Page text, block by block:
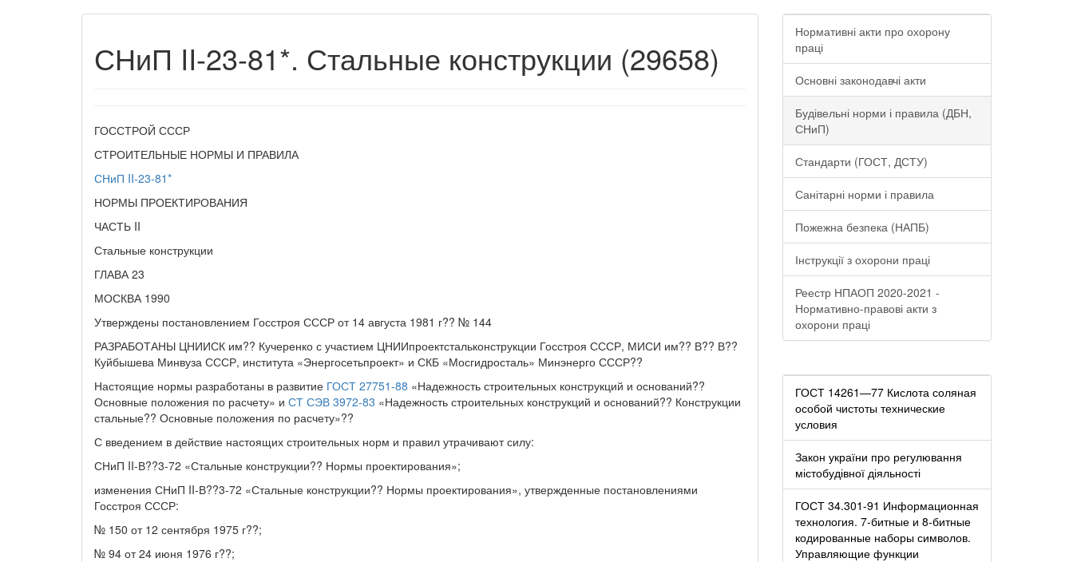
СНиП II-23-81*. Стальные конструкции (29658)
ГОССТРОЙ СССР
СТРОИТЕЛЬНЫЕ НОРМЫ И ПРАВИЛА
СНиП II-23-81*
НОРМЫ ПРОЕКТИРОВАНИЯ
ЧАСТЬ II
Стальные конструкции
ГЛАВА 23
МОСКВА 1990
Утверждены постановлением Госстроя СССР от 14 августа 1981 г?? № 144
РАЗРАБОТАНЫ ЦНИИСК им?? Кучеренко с участием ЦНИИпроектстальконструкции Госстроя СССР, МИСИ им?? В?? В??
Куйбышева Минвуза СССР, института «Энергосетьпроект» и СКБ «Мосгидросталь» Минэнерго СССР??
Настоящие нормы разработаны в развитие ГОСТ 27751-88 «Надежность строительных конструкций и оснований??
Основные положения по расчету» и СТ СЭВ 3972-83 «Надежность строительных конструкций и оснований?? Конструкции
стальные?? Основные положения по расчету»??
С введением в действие настоящих строительных норм и правил утрачивают силу:
СНиП II-В??3-72 «Стальные конструкции?? Нормы проектирования»;
изменения СНиП II-В??3-72 «Стальные конструкции?? Нормы проектирования», утвержденные постановлениями
Госстроя СССР:
№ 150 от 12 сентября 1975 г??;
№ 94 от 24 июня 1976 г??;
Нормативні акти про охорону
праці
Основні законодавчі акти
Будівельні норми і правила (ДБН,
СНиП)
Стандарти (ГОСТ, ДСТУ)
Санітарні норми і правила
Пожежна безпека (НАПБ)
Інструкції з охорони праці
Реестр НПАОП 2020-2021 -
Нормативно-правові акти з
охорони праці
ГОСТ 14261—77 Кислота соляная
особой чистоты технические
условия
Закон україни про регулювання
містобудівної діяльності
ГОСТ 34.301-91 Информационная
технология. 7-битные и 8-битные
кодированные наборы символов.
Управляющие функции